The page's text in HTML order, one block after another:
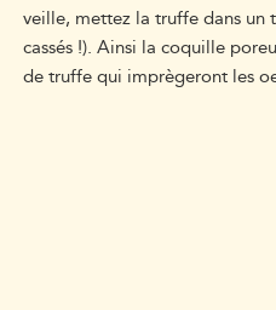
veille, mettez la truffe dans un
cassés !). Ainsi la coquille
de truffe qui imprègeront les